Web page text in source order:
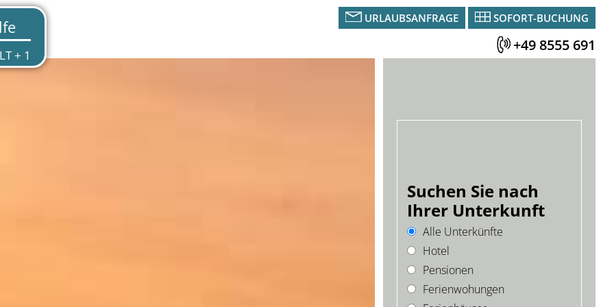
URLAUBSANFRAGE SOFORT-BUCHUNG
+49 8555 691
Suchen Sie nach
Ihrer Unterkunft
Alle Unterkünfte
Hotel
Pensionen
Ferienwohungen